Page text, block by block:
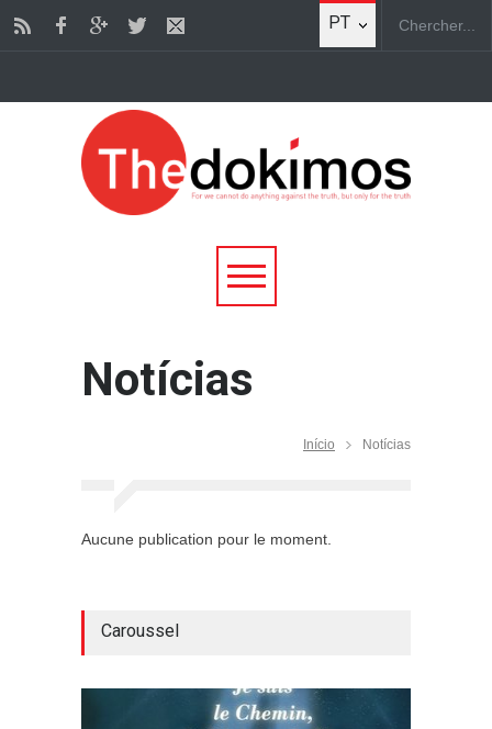
PT
Notícias
Início Notícias
Aucune publication pour le moment.
Caroussel